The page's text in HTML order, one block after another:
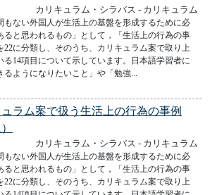
カリキュラム・シラバス - カリキュラム
もない外国人が生活上の基盤を形成するために必
ると思われるもの」として，「生活上の行為の事
22に分類し、そのうち、カリキュラム案で取り上
る14項目について示しています。日本語学習者に
るようになりたいこと」や「勉強...
ラム案で扱う生活上の行為の事例
カリキュラム・シラバス - カリキュラム
もない外国人が生活上の基盤を形成するために必
ると思われるもの」として，「生活上の行為の事
22に分類し、そのうち、カリキュラム案で取り上